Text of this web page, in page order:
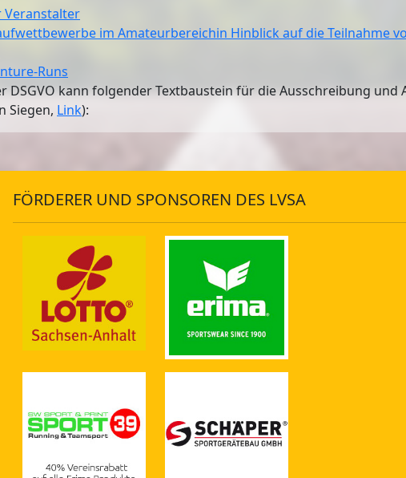
Veranstalter
im Amateurbereichin Hinblick auf die Teilnahme
Runs
DSGVO kann folgender Textbaustein für die Ausschreibung
Siegen, Link):
FÖRDERER UND SPONSOREN DES LVSA